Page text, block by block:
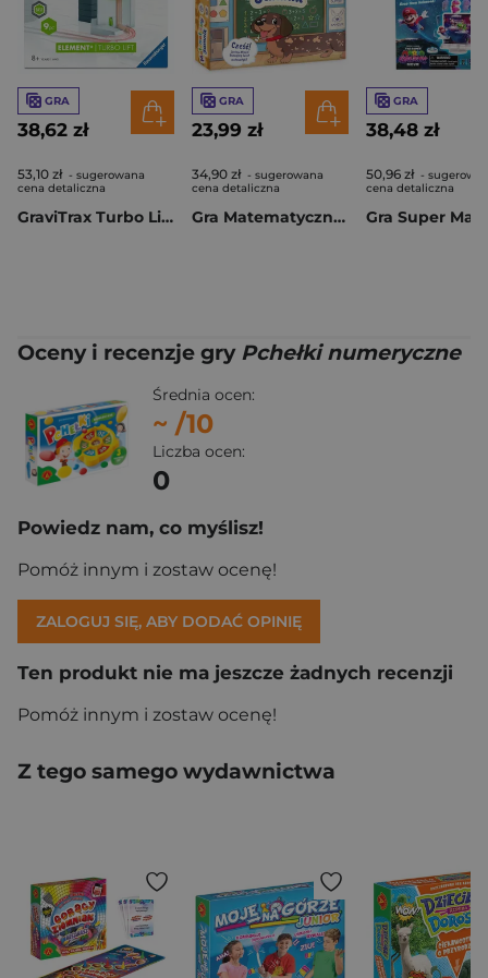
GRA
38,62 zł
53,10 zł - sugerowana
cena detaliczna
GraviTrax Turbo Lift Element
GRA
23,99 zł
34,90 zł - sugerowana
cena detaliczna
Gra Matematyczny Jamnik
GRA
38,48 zł
50,96 zł -
cena detaliczna
Oceny i recenzje gry Pchełki numeryczne
Średnia ocen:
~ /10
Liczba ocen:
0
Powiedz nam, co myślisz!
Pomóż innym i zostaw ocenę!
ZALOGUJ SIĘ, ABY DODAĆ OPINIĘ
Ten produkt nie ma jeszcze żadnych recenzji
Pomóż innym i zostaw ocenę!
Z tego samego wydawnictwa